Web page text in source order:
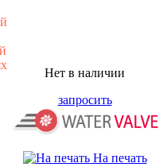
Нет в наличии
запросить
На печать